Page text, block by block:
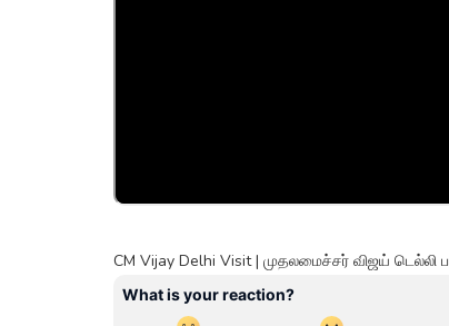
CM Vijay Delhi Visit | முதலமைச்சர் விஜய் டெல்லி